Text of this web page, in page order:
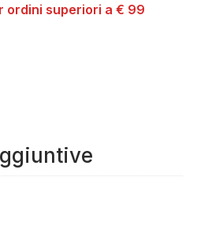
ordini superiori a € 99